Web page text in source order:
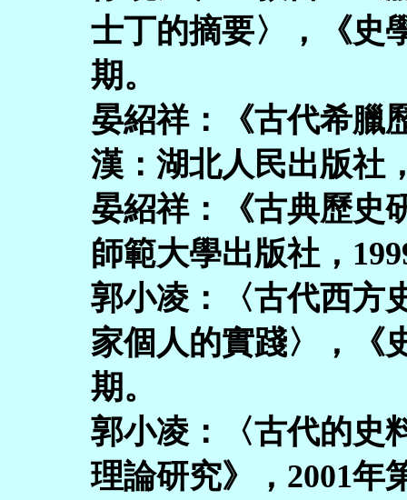
士丁的摘要〉，《史
期。
晏紹祥：《古代希臘
漢：湖北人民出版社
晏紹祥：《古典歷史
師範大學出版社，
郭小凌：〈古代西方
家個人的實踐〉，《
期。
郭小凌：〈古代的史
理論研究》，2001年